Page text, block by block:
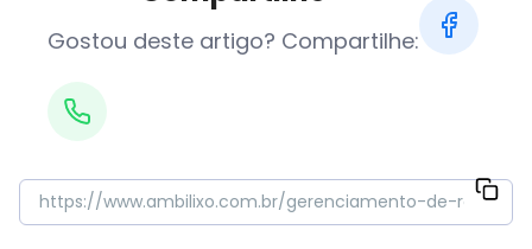
Gostou deste artigo? Compartilhe: